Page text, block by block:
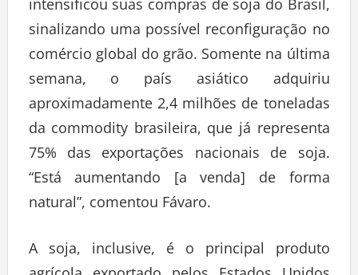
intensificou suas compras de soja do Brasil,
sinalizando uma possível reconfiguração no
comércio global do grão. Somente na última
semana, o país asiático adquiriu
aproximadamente 2,4 milhões de toneladas
da commodity brasileira, que já representa
75% das exportações nacionais de soja.
“Está aumentando [a venda] de forma
natural”, comentou Fávaro.
A soja, inclusive, é o principal produto